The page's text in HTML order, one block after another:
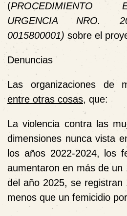
(PROCEDIMIENTO
URGENCIA NRO.
0015800001) sobre el
Denuncias
Las organizaciones de
entre otras cosas, que:
La violencia contra las
dimensiones nunca vista
los años 2022-2024, los
aumentaron en más de un
del año 2025, se registran
menos que un femicidio